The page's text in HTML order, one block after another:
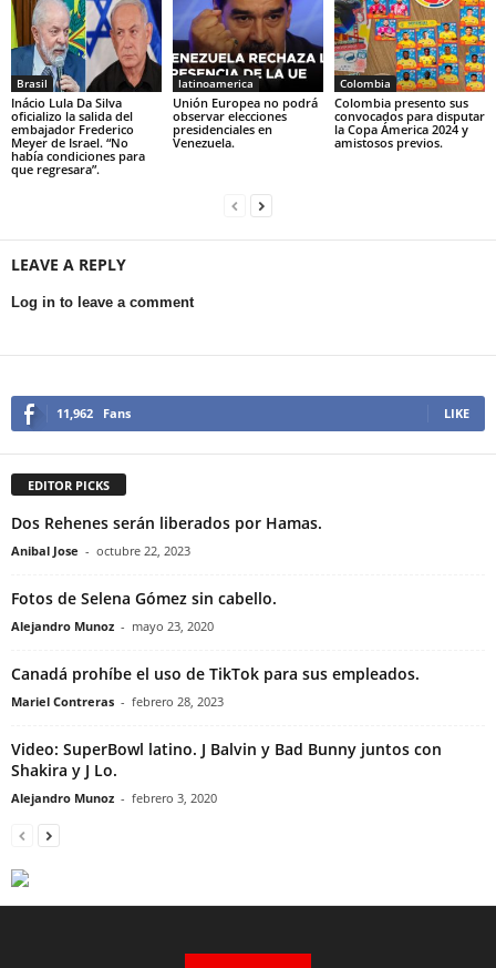
Brasil
Inácio Lula Da Silva
oficializo la salida del
embajador Frederico
Meyer de Israel. “No
había condiciones para
que regresara”.
latinoamerica
Unión Europea no podrá
observar elecciones
presidenciales en
Venezuela.
Colombia
Colombia presento sus
convocados para disputar
la Copa Ámerica 2024 y
amistosos previos.
LEAVE A REPLY
Log in to leave a comment
11,962 Fans LIKE
EDITOR PICKS
Dos Rehenes serán liberados por Hamas.
Anibal Jose - octubre 22, 2023
Fotos de Selena Gómez sin cabello.
Alejandro Munoz - mayo 23, 2020
Canadá prohíbe el uso de TikTok para sus empleados.
Mariel Contreras - febrero 28, 2023
Video: SuperBowl latino. J Balvin y Bad Bunny juntos con
Shakira y J Lo.
Alejandro Munoz - febrero 3, 2020